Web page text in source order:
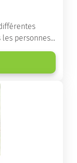
personnes
en maison